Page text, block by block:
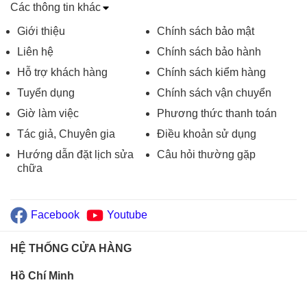
Các thông tin khác
Giới thiệu
Liên hệ
Hỗ trợ khách hàng
Tuyển dụng
Giờ làm việc
Tác giả, Chuyên gia
Hướng dẫn đặt lịch sửa
chữa
Chính sách bảo mật
Chính sách bảo hành
Chính sách kiểm hàng
Chính sách vận chuyển
Phương thức thanh toán
Điều khoản sử dụng
Câu hỏi thường gặp
Facebook Youtube
HỆ THỐNG CỬA HÀNG
Hồ Chí Minh